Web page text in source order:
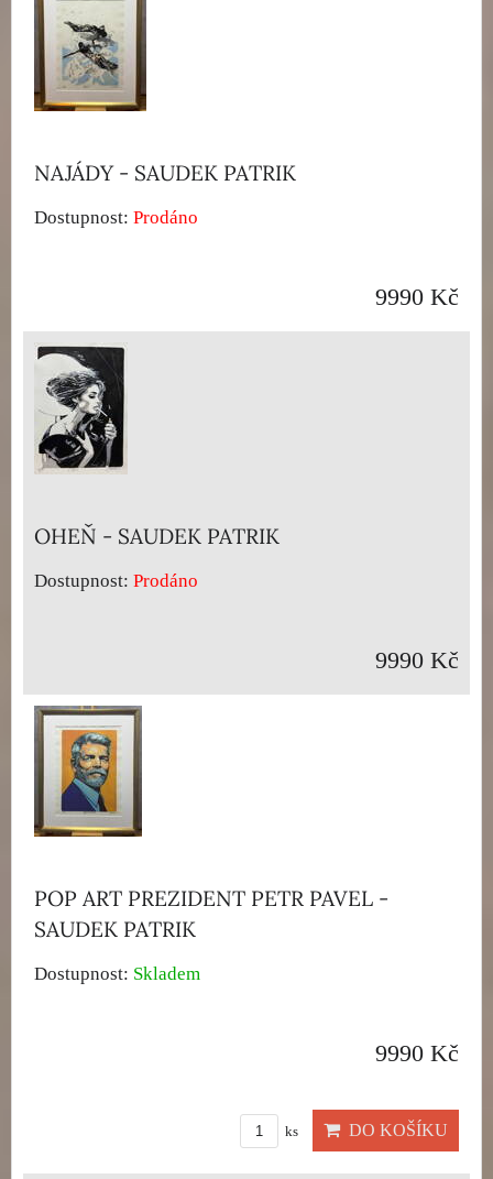
NAJÁDY - SAUDEK PATRIK
Dostupnost: Prodáno
9990 Kč
OHEŇ - SAUDEK PATRIK
Dostupnost: Prodáno
9990 Kč
POP ART PREZIDENT PETR PAVEL -
SAUDEK PATRIK
Dostupnost: Skladem
9990 Kč
ks DO KOŠÍKU